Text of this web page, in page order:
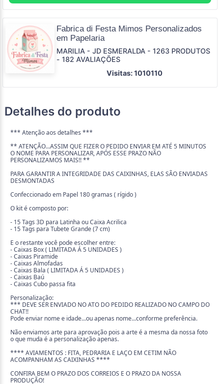
Fabrica di Festa Mimos Personalizados
em Papelaria
MARILIA - JD ESMERALDA - 1263 PRODUTOS
- 182 AVALIAÇÕES
Visitas: 1010110
Detalhes do produto
*** Atenção aos detalhes ***
** ATENÇÃO...ASSIM QUE FIZER O PEDIDO ENVIAR EM ATÉ 5 MINUTOS
O NOME PARA PERSONALIZAR, APÓS ESSE PRAZO NÃO
PERSONALIZAMOS MAIS!! **
PARA GARANTIR A INTEGRIDADE DAS CAIXINHAS, ELAS SÃO ENVIADAS
DESMONTADAS
Confeccionado em Papel 180 gramas ( rígido )
O kit é composto por:
- 15 Tags 3D para Latinha ou Caixa Acrilica
- 15 Tags para Tubete Grande (7 cm)
E o restante você pode escolher entre:
- Caixas Box ( LIMITADA Á 5 UNIDADES )
- Caixas Piramide
- Caixas Almofadas
- Caixas Bala ( LIMITADA Á 5 UNIDADES )
- Caixas Baú
- Caixas Cubo passa fita
Personalização:
*** DEVE SER ENVIADO NO ATO DO PEDIDO REALIZADO NO CAMPO DO
CHAT!!
Pode enviar nome e idade...ou apenas nome...conforme preferência.
Não enviamos arte para aprovação pois a arte é a mesma da nossa foto
o que muda é a personalização apenas.
**** AVIAMENTOS : FITA, PEDRARIA E LAÇO EM CETIM NÃO
ACOMPANHAM AS CAIXINHAS ****
CONFIRA BEM O PRAZO DOS CORREIOS E O PRAZO DA NOSSA
PRODUÇÃO!